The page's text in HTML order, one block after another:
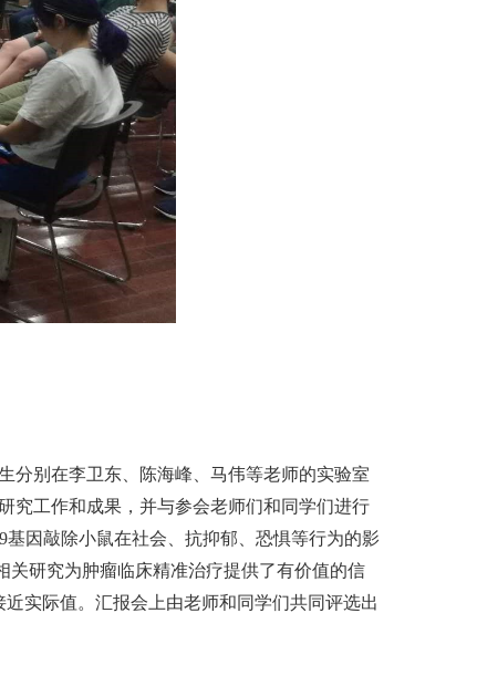
分别在李卫东、陈海峰、马伟等老师的实验室
究工作和成果，并与参会老师们和同学们进行
基因敲除小鼠在社会、抗抑郁、恐惧等行为的影
关研究为肿瘤临床精准治疗提供了有价值的信
实际值。汇报会上由老师和同学们共同评选出